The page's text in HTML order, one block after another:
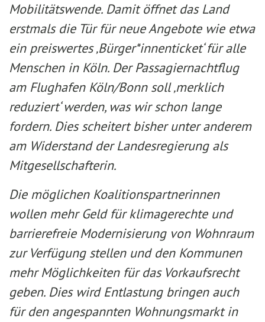
Mobilitätswende. Damit öffnet das Land
erstmals die Tür für neue Angebote wie etwa
ein preiswertes ‚Bürger*innenticket‘ für alle
Menschen in Köln. Der Passagiernachtflug
am Flughafen Köln/Bonn soll ‚merklich
reduziert‘ werden, was wir schon lange
fordern. Dies scheitert bisher unter anderem
am Widerstand der Landesregierung als
Mitgesellschafterin.
Die möglichen Koalitionspartnerinnen
wollen mehr Geld für klimagerechte und
barrierefreie Modernisierung von Wohnraum
zur Verfügung stellen und den Kommunen
mehr Möglichkeiten für das Vorkaufsrecht
geben. Dies wird Entlastung bringen auch
für den angespannten Wohnungsmarkt in